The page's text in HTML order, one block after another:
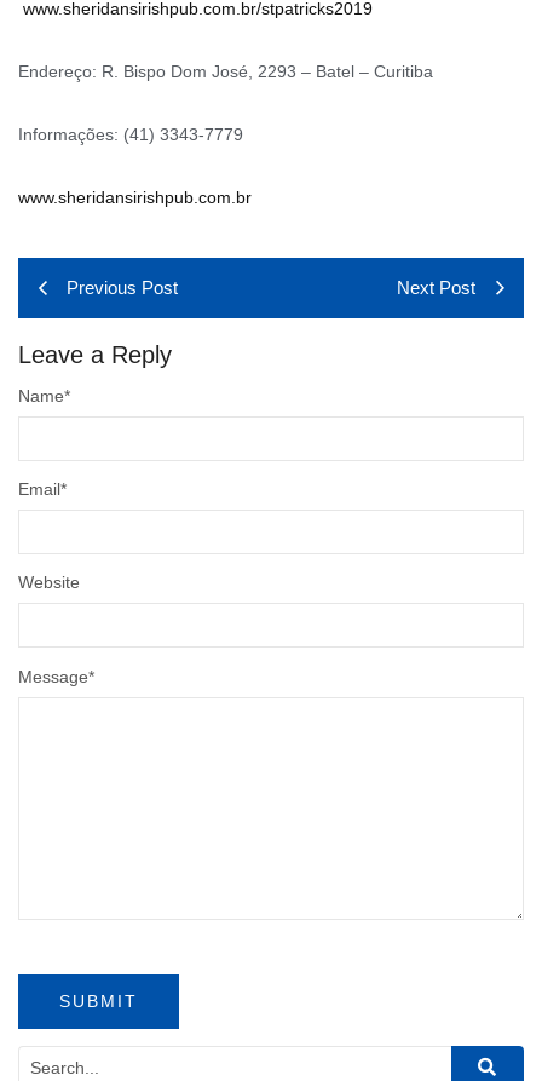
www.sheridansirishpub.com.br/stpatricks2019
Endereço: R. Bispo Dom José, 2293 – Batel – Curitiba
Informações: (41) 3343-7779
www.sheridansirishpub.com.br
Previous Post Next Post
Leave a Reply
Message*
Name*
Email*
Website